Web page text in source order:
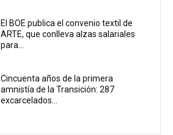
El BOE publica el convenio textil de
ARTE, que conlleva alzas salariales
para...
Cincuenta años de la primera
amnistía de la Transición: 287
excarcelados...